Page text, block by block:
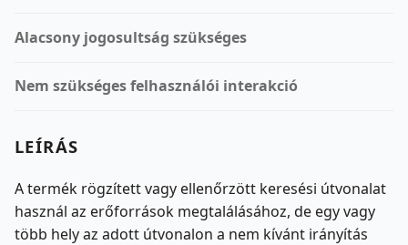
Alacsony jogosultság szükséges
Nem szükséges felhasználói interakció
LEÍRÁS
A termék rögzített vagy ellenőrzött keresési útvonalat
használ az erőforrások megtalálásához, de egy vagy
több hely az adott útvonalon a nem kívánt irányítás